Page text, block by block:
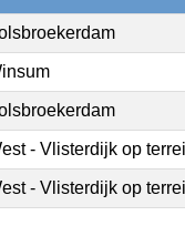
- Vlisterdijk op
- Vlisterdijk op